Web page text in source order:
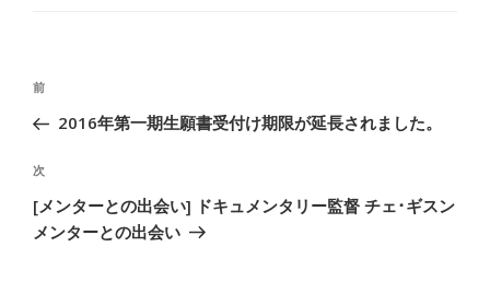
投
ナ
ビ
ゲ
ー
前
の
稿
前
2016年第一期生願書受付け期限が延長されました。
次
の
投
次
[メンターとの出会い] ドキュメンタリー監督 チェ･ギスン
メンターとの出会い